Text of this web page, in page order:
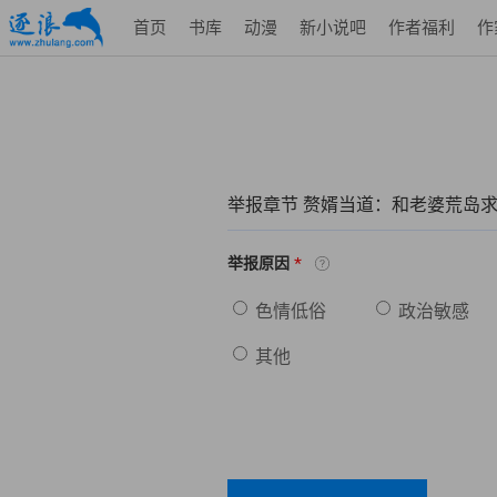
首页 书库 动漫 新小说吧 作者福利 作
举报章节 赘婿当道：和老婆荒
举报原因 *
色情低俗 政治敏感
其他